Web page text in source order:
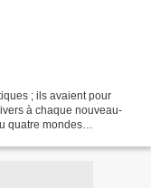
; ils avaient pour
à chaque nouveau-
quatre mondes